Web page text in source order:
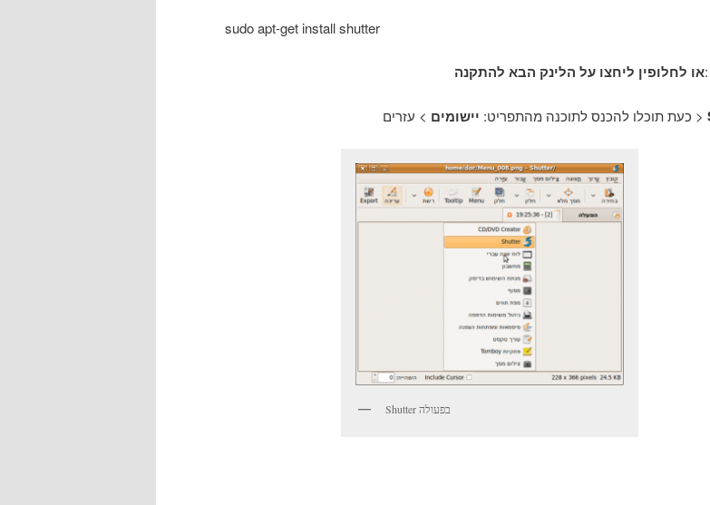
sudo apt-get install shutter
או לחלופין ליחצו על הלינק הבא להתקנה:
כעת תוכלו להכנס לתוכנה מהתפריט: יישומים > עזרים >
Shutter בפעולה